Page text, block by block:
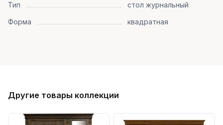
Тип
стол журнальный
Форма
квадратная
Другие товары коллекции